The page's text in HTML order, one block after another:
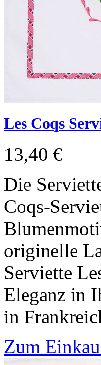
Les Coqs
13,40 €
Die
Coqs-
originelle
Serviette
Eleganz in
in
Zum